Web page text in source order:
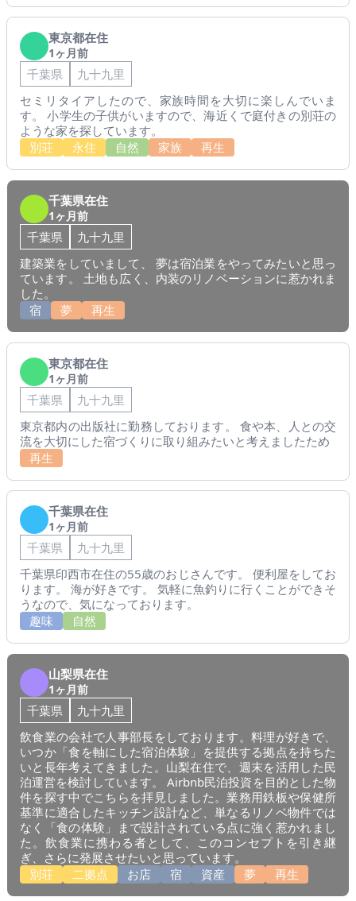
東京都在住
1ヶ月前
千葉県
九十九里
セミリタイアしたので、家族時間を大切に楽しんでいま
す。 小学生の子供がいますので、海近くで庭付きの別荘の
ような家を探しています。
別荘
永住 自然 家族 再生
千葉県在住
1ヶ月前
千葉県
九十九里
建築業をしていまして、 夢は宿泊業をやってみたいと思っ
ています。 土地も広く、内装のリノベーションに惹かれま
した。
宿
夢 再生
東京都在住
1ヶ月前
千葉県
九十九里
東京都内の出版社に勤務しております。 食や本、人との交
流を大切にした宿づくりに取り組みたいと考えましたため
再生
千葉県在住
1ヶ月前
千葉県
九十九里
千葉県印西市在住の55歳のおじさんです。 便利屋をしてお
ります。 海が好きです。 気軽に魚釣りに行くことができそ
うなので、気になっております。
趣味
自然
山梨県在住
1ヶ月前
千葉県
九十九里
飲食業の会社で人事部長をしております。料理が好きで、
いつか「食を軸にした宿泊体験」を提供する拠点を持ちた
いと長年考えてきました。山梨在住で、週末を活用した民
泊運営を検討しています。 Airbnb民泊投資を目的とした物
件を探す中でこちらを拝見しました。業務用鉄板や保健所
基準に適合したキッチン設計など、単なるリノベ物件では
なく「食の体験」まで設計されている点に強く惹かれまし
た。飲食業に携わる者として、このコンセプトを引き継
ぎ、さらに発展させたいと思っています。
別荘
二拠点 お店 宿 資産 夢 再生